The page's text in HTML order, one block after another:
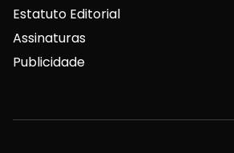
Estatuto Editorial
Assinaturas
Publicidade